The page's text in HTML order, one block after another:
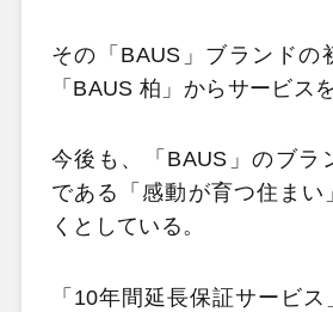
その「BAUS」ブランドの
「BAUS 柏」からサービス
今後も、「BAUS」のブラ
である「感動が育つ住まい
くとしている。
「10年間延長保証サービ